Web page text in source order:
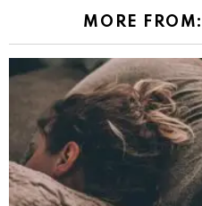
MORE FROM: